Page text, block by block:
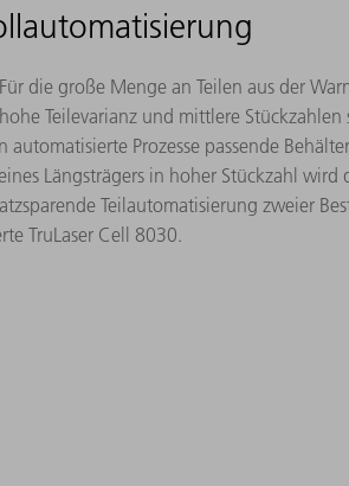
die große Menge an Teilen aus der
Teilevarianz und mittlere
Prozesse passende
Längsträgers in hoher Stückzahl wird
Teilautomatisierung zweier
TruLaser Cell 8030.